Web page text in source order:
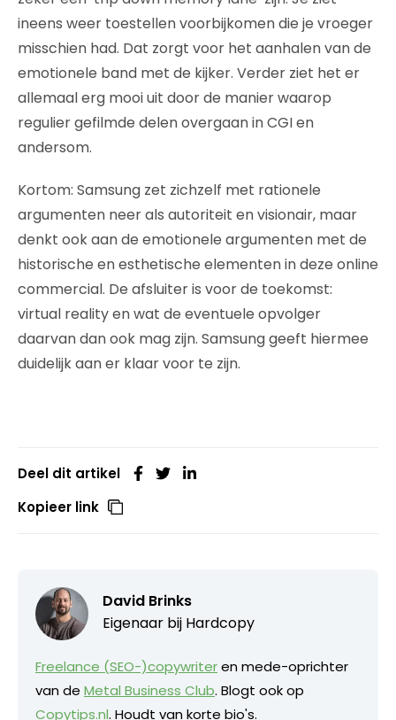
ineens weer toestellen voorbijkomen die je vroeger
misschien had. Dat zorgt voor het aanhalen van de
emotionele band met de kijker. Verder ziet het er
allemaal erg mooi uit door de manier waarop
regulier gefilmde delen overgaan in CGI en
andersom.
Kortom: Samsung zet zichzelf met rationele
argumenten neer als autoriteit en visionair, maar
denkt ook aan de emotionele argumenten met de
historische en esthetische elementen in deze online
commercial. De afsluiter is voor de toekomst:
virtual reality en wat de eventuele opvolger
daarvan dan ook mag zijn. Samsung geeft hiermee
duidelijk aan er klaar voor te zijn.
Deel dit artikel
Kopieer link
David Brinks
Eigenaar bij Hardcopy
Freelance (SEO-)copywriteren mede-oprichter
van de Metal Business Club. Blogt ook op
Copytips.nl. Houdt van korte bio's.